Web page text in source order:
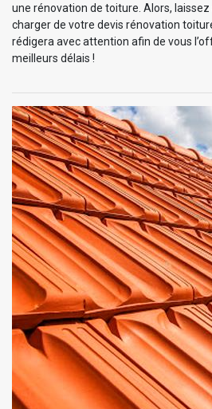
une rénovation de toiture. Alors,
charger de votre devis rénovation
rédigera avec attention afin de vous
meilleurs délais !